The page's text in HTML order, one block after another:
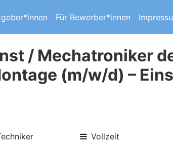
Für Bewerber*innen
/ Mechatroniker
(m/w/d) –
Vollzeit